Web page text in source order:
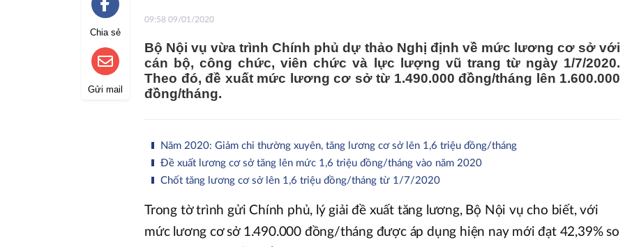
Chia sẻ
Gửi mail
09:58 09/01/2020
Bộ Nội vụ vừa trình Chính phủ dự thảo Nghị định về mức lương cơ sở với
cán bộ, công chức, viên chức và lực lượng vũ trang từ ngày 1/7/2020.
Theo đó, đề xuất mức lương cơ sở từ 1.490.000 đồng/tháng lên 1.600.000
đồng/tháng.
Năm 2020: Giảm chi thường xuyên, tăng lương cơ sở lên 1,6 triệu đồng/tháng
Đề xuất lương cơ sở tăng lên mức 1,6 triệu đồng/tháng vào năm 2020
Chốt tăng lương cơ sở lên 1,6 triệu đồng/tháng từ 1/7/2020
Trong tờ trình gửi Chính phủ, lý giải đề xuất tăng lương, Bộ Nội vụ cho biết, với
mức lương cơ sở 1.490.000 đồng/tháng được áp dụng hiện nay mới đạt 42,39% so